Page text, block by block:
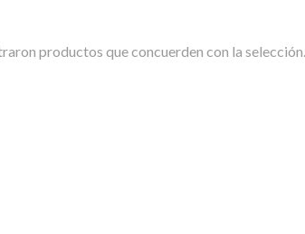
productos que concuerden con la selección.